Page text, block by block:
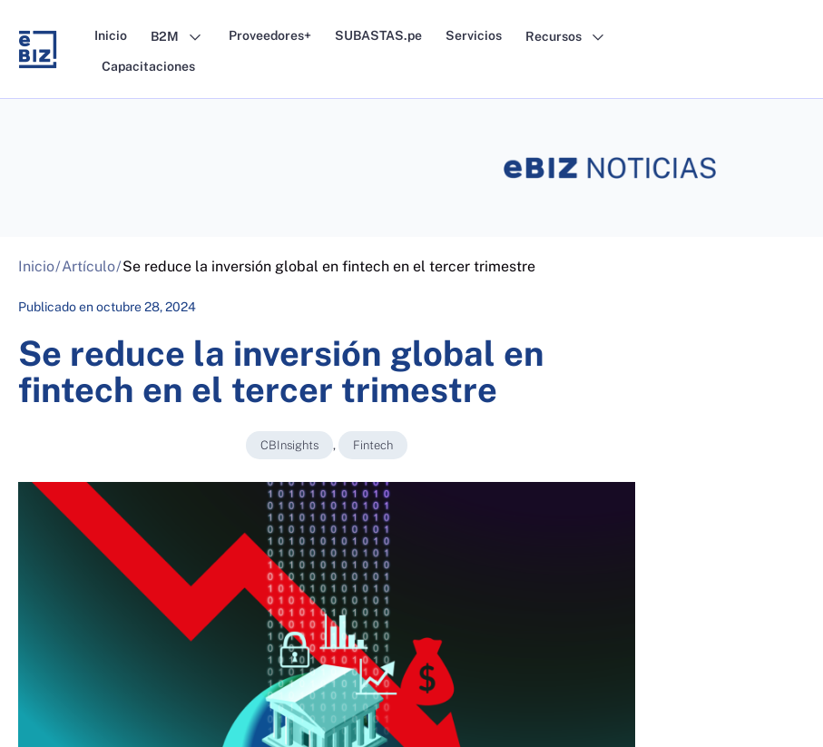
content
Inicio B2M Proveedores+ SUBASTAS.pe Servicios Recursos
Capacitaciones
Inicio/Artículo/Se reduce la inversión global en fintech en el tercer trimestre
Publicado enoctubre 28, 2024
Se reduce la inversión global en
fintech en el tercer trimestre
CBInsights , Fintech